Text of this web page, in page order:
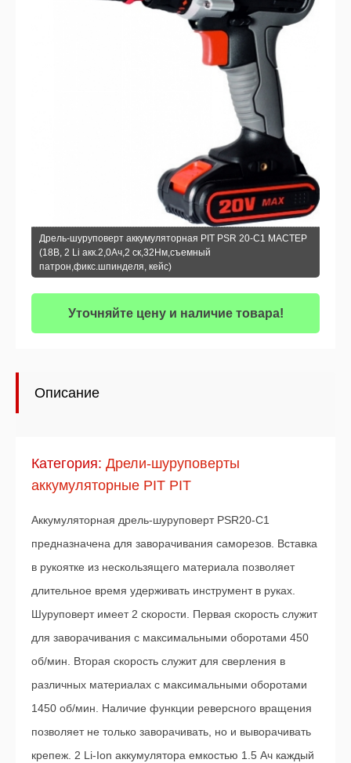
Дрель-шуруповерт аккумуляторная PIT PSR 20-C1 МАСТЕР
(18В, 2 Li акк.2,0Ач,2 ск,32Нм,съемный
патрон,фикс.шпинделя, кейс)
Уточняйте цену и наличие товара!
Описание
Категория: Дрели-шуруповерты
аккумуляторные PIT PIT
Аккумуляторная дрель-шуруповерт PSR20-С1
предназначена для заворачивания саморезов. Вставка
в рукоятке из нескользящего материала позволяет
длительное время удерживать инструмент в руках.
Шуруповерт имеет 2 скорости. Первая скорость служит
для заворачивания с максимальными оборотами 450
об/мин. Вторая скорость служит для сверления в
различных материалах с максимальными оборотами
1450 об/мин. Наличие функции реверсного вращения
позволяет не только заворачивать, но и выворачивать
крепеж. 2 Li-Ion аккумулятора емкостью 1.5 Ач каждый